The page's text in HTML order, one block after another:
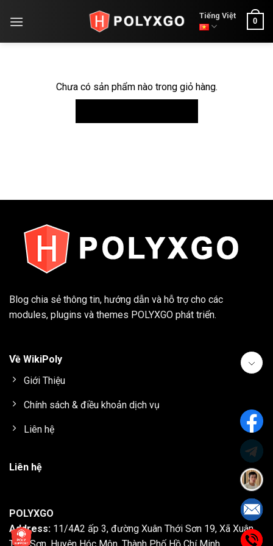
Tiếng Việt
0
Chưa có sản phẩm nào trong giỏ hàng.
Blog chia sẻ thông tin, hướng dẫn và hỗ trợ cho các
modules, plugins và themes POLYXGO phát triển.
Về WikiPoly
Giới Thiệu
Chính sách & điều khoản dịch vụ
Liên hệ
Liên hệ
POLYXGO
Address: 11/4A2 ấp 3, đường Xuân Thới Sơn 19, Xã Xuân